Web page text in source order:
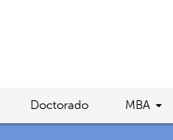
Doctorado MBA